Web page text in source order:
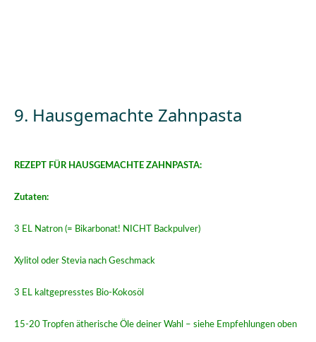
9. Hausgemachte Zahnpasta
REZEPT FÜR HAUSGEMACHTE ZAHNPASTA:
Zutaten:
3 EL Natron (= Bikarbonat! NICHT Backpulver)
Xylitol oder Stevia nach Geschmack
3 EL kaltgepresstes Bio-Kokosöl
15-20 Tropfen ätherische Öle deiner Wahl – siehe Empfehlungen oben